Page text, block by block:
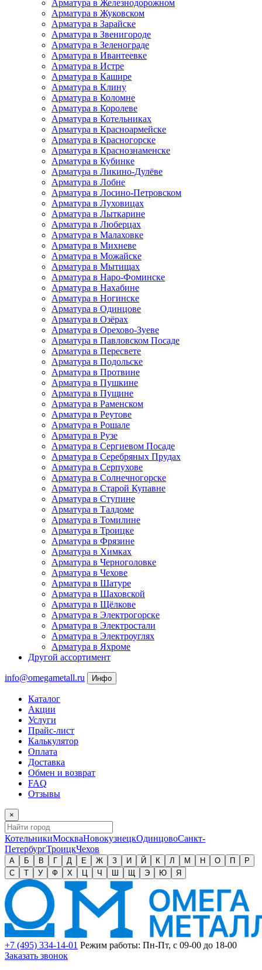
Арматура в Железнодорожном
Арматура в Жуковском
Арматура в Зарайске
Арматура в Звенигороде
Арматура в Зеленограде
Арматура в Ивантеевке
Арматура в Истре
Арматура в Кашире
Арматура в Клину
Арматура в Коломне
Арматура в Королеве
Арматура в Котельниках
Арматура в Красноармейске
Арматура в Красногорске
Арматура в Краснознаменске
Арматура в Кубинке
Арматура в Ликино-Дулёве
Арматура в Лобне
Арматура в Лосино-Петровском
Арматура в Луховицах
Арматура в Лыткарине
Арматура в Люберцах
Арматура в Малаховке
Арматура в Михневе
Арматура в Можайске
Арматура в Мытищах
Арматура в Наро-Фоминске
Арматура в Нахабине
Арматура в Ногинске
Арматура в Одинцове
Арматура в Озёрах
Арматура в Орехово-Зуеве
Арматура в Павловском Посаде
Арматура в Пересвете
Арматура в Подольске
Арматура в Протвине
Арматура в Пушкине
Арматура в Пущине
Арматура в Раменском
Арматура в Реутове
Арматура в Рошале
Арматура в Рузе
Арматура в Сергиевом Посаде
Арматура в Серебряных Прудах
Арматура в Серпухове
Арматура в Солнечногорске
Арматура в Старой Купавне
Арматура в Ступине
Арматура в Талдоме
Арматура в Томилине
Арматура в Троицке
Арматура в Фрязине
Арматура в Химках
Арматура в Черноголовке
Арматура в Чехове
Арматура в Шатуре
Арматура в Шаховской
Арматура в Щёлкове
Арматура в Электрогорске
Арматура в Электростали
Арматура в Электроуглях
Арматура в Яхроме
Другой ассортимент
info@omegametall.ru Инфо
Каталог
Акции
Услуги
Прайс-лист
Калькулятор
Оплата
Доставка
Обмен и возврат
FAQ
Отзывы
×
КотельникиМоскваНовокузнецкОдинцовоСанкт-
ПетербургТроицкЧехов
А Б В Г Д Е Ж З И Й К Л М Н О П
Р
С
Т У Ф Х Ц Ч Ш Щ Э Ю Я
+7 (495) 334-14-01 Режим работы: Пн-Пт, с 09-00 до 18-00
Заказать звонок